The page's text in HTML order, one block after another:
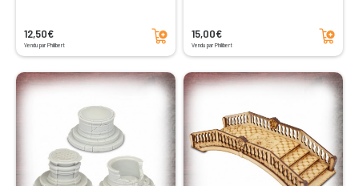
12,50€
Vendu par Philibert
Ajouter au panier 15,00€
Vendu par Philibert
Ajouter au panier